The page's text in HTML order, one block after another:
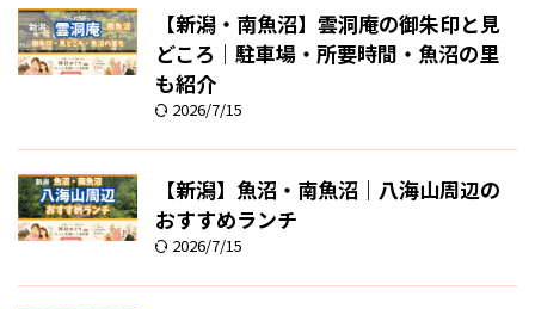
【新潟・南魚沼】雲洞庵の御朱印と見
どころ｜駐車場・所要時間・魚沼の里
も紹介
2026/7/15
【新潟】魚沼・南魚沼｜八海山周辺の
おすすめランチ
2026/7/15